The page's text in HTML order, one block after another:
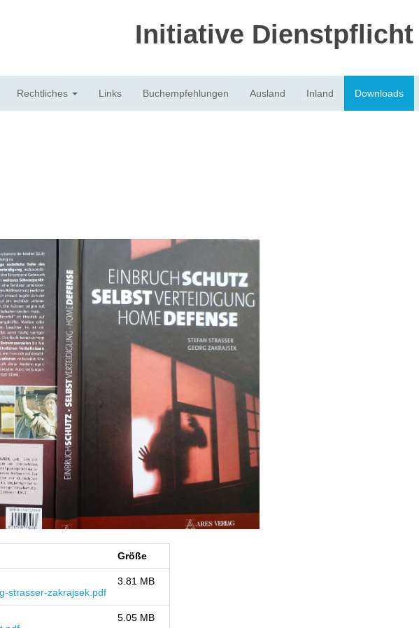
Initiative Dienstpflicht
Rechtliches Links Buchempfehlungen Ausland Inland Downloads
Größe
strasser-zakrajsek.pdf
3.81 MB
5.05 MB